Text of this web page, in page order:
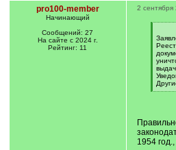
pro100-member
Начинающий
Сообщений: 27
На сайте с 2024 г.
Рейтинг: 11
2
q
]
[
1954